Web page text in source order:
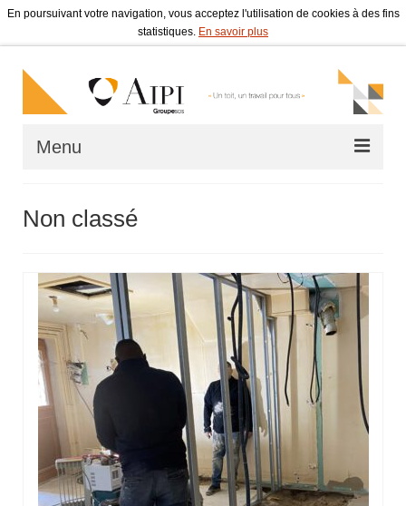
En poursuivant votre navigation, vous acceptez l'utilisation de cookies à des fins
statistiques. En savoir plus
Menu
Bail à réhabilitation
Chantier d’insertion en bâtiment
Lutte contre l’habitat indigne
Actualités
Contactez-nous
Non classé